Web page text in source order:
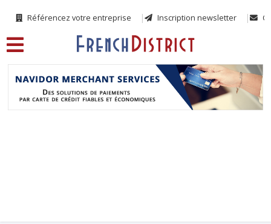
Référencez votre entreprise Inscription newsletter